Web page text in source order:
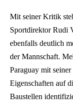
Mit seiner Kritik
Sportdirektor Rudi
ebenfalls deutlich
der Mannschaft.
Paraguay mit
Eigenschaften auf
Baustellen